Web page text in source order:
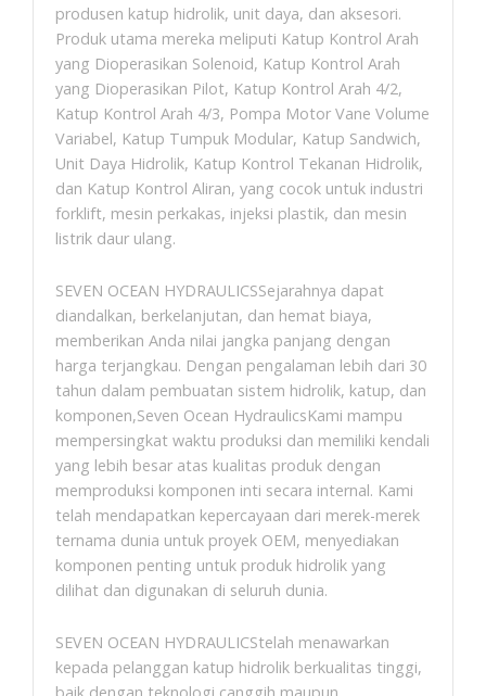
produsen katup hidrolik, unit daya, dan aksesori.
Produk utama mereka meliputi Katup Kontrol Arah
yang Dioperasikan Solenoid, Katup Kontrol Arah
yang Dioperasikan Pilot, Katup Kontrol Arah 4/2,
Katup Kontrol Arah 4/3, Pompa Motor Vane Volume
Variabel, Katup Tumpuk Modular, Katup Sandwich,
Unit Daya Hidrolik, Katup Kontrol Tekanan Hidrolik,
dan Katup Kontrol Aliran, yang cocok untuk industri
forklift, mesin perkakas, injeksi plastik, dan mesin
listrik daur ulang.
SEVEN OCEAN HYDRAULICSSejarahnya dapat
diandalkan, berkelanjutan, dan hemat biaya,
memberikan Anda nilai jangka panjang dengan
harga terjangkau. Dengan pengalaman lebih dari 30
tahun dalam pembuatan sistem hidrolik, katup, dan
komponen,Seven Ocean HydraulicsKami mampu
mempersingkat waktu produksi dan memiliki kendali
yang lebih besar atas kualitas produk dengan
memproduksi komponen inti secara internal. Kami
telah mendapatkan kepercayaan dari merek-merek
ternama dunia untuk proyek OEM, menyediakan
komponen penting untuk produk hidrolik yang
dilihat dan digunakan di seluruh dunia.
SEVEN OCEAN HYDRAULICStelah menawarkan
kepada pelanggan katup hidrolik berkualitas tinggi,